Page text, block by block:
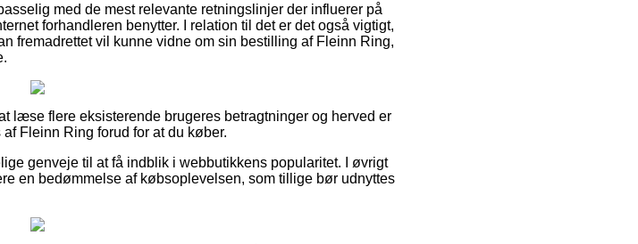
med de mest relevante retningslinjer der influerer på
forhandleren benytter. I relation til det er det også vigtigt,
fremadrettet vil kunne vidne om sin bestilling af Fleinn Ring,
læse flere eksisterende brugeres betragtninger og herved er
Fleinn Ring forud for at du køber.
genveje til at få indblik i webbutikkens popularitet. I øvrigt
en bedømmelse af købsoplevelsen, som tillige bør udnyttes